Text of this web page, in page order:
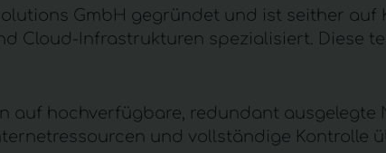
GmbH gegründet und ist seither auf
Cloud-Infrastrukturen spezialisiert. Diese
hochverfügbare, redundant ausgelegte
und vollständige Kontrolle